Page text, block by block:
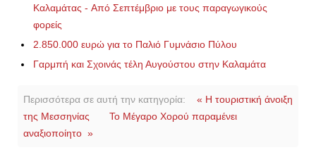
Καλαμάτας - Aπό Σεπτέμβριο με τους παραγωγικούς
φορείς
2.850.000 ευρώ για το Παλιό Γυμνάσιο Πύλου
Γαρμπή και Σχοινάς τέλη Αυγούστου στην Καλαμάτα
Περισσότερα σε αυτή την κατηγορία:
« Η τουριστική άνοιξη
της Μεσσηνίας
Το Μέγαρο Χορού παραμένει
αναξιοποίητο »